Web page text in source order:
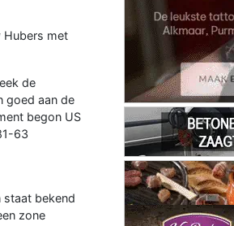
Hubers met
de
goed aan de
begon US
63
staat bekend
zone